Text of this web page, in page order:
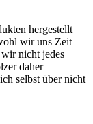
hergestellt
wir uns Zeit
nicht jedes
daher
selbst über nicht